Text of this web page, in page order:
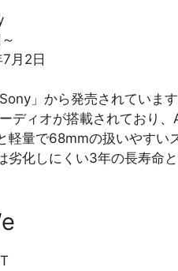
月2日
」から発売されていま
ディオが搭載されており
軽量で68mmの扱いやすい
化しにくい3年の長寿命